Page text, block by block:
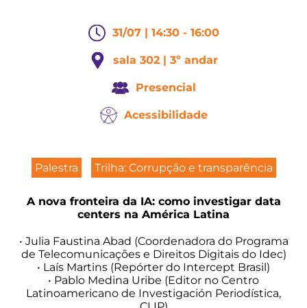
31/07 | 14:30 - 16:00
sala 302 | 3º andar
Presencial
Acessibilidade
Palestra Trilha: Corrupção e transparência
A nova fronteira da IA: como investigar data
centers na América Latina
• Julia Faustina Abad (Coordenadora do Programa
de Telecomunicações e Direitos Digitais do Idec)
• Laís Martins (Repórter do Intercept Brasil)
• Pablo Medina Uribe (Editor no Centro
Latinoamericano de Investigación Periodística,